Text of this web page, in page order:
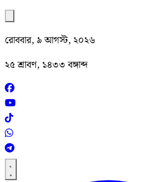
রোববার, ৯ আগস্ট, ২০২৬
২৫ শ্রাবণ, ১৪৩৩ বঙ্গাব্দ